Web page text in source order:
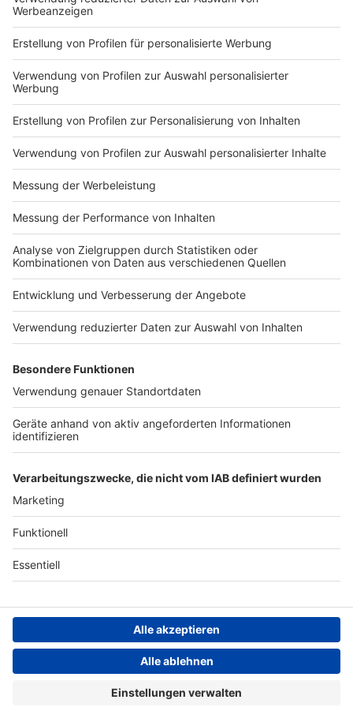
werden. Gegen alle drei
wird jetzt ermittelt, unter
anderem wegen
gefährlicher
gefesselt werden. Gegen alle drei wird jetzt
ermittelt, unter anderem wegen gefährlicher
Körperverletzung.
Impressum
Nutzungsbedingungen
Jobs
Presse
Werben
Archiv
ANTENNE BAYERN GROUP
Stiftung ANTENNE BAYERN
hilft
Teilnahmebedingungen
Grounding Page ANTENNE
BAYERN
Kontakt
Studio-Hotline
Verkehrs-Hotline
Datenschutz­erklärung
einstellungen
Persönliche Datenkontrolle
Newsletter
ANTENNE BAYERN Live